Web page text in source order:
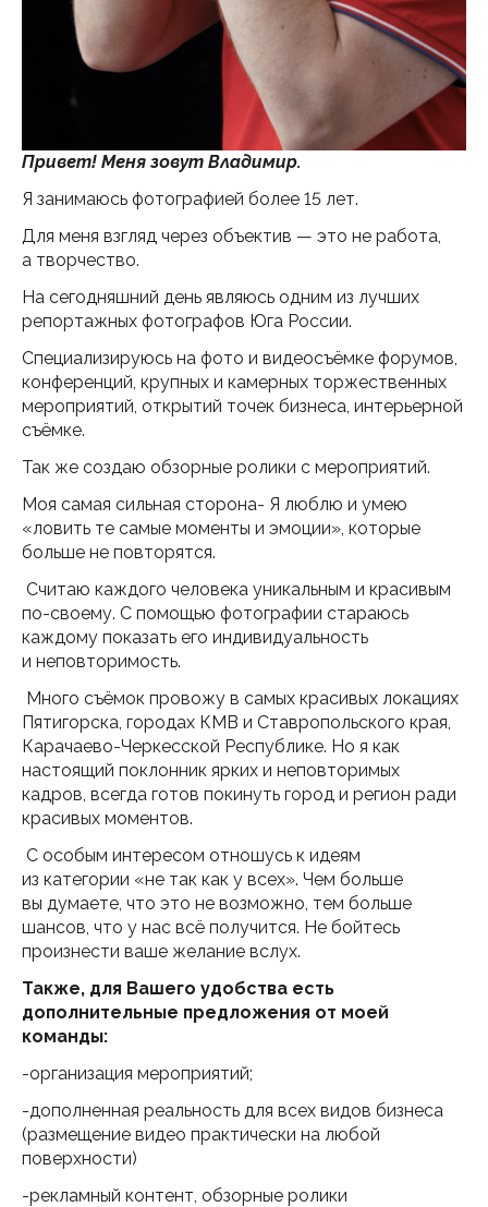
Привет! Меня зовут Владимир.
Я занимаюсь фотографией более 15 лет.
Для меня взгляд через объектив — это не работа,
а творчество.
На сегодняшний день являюсь одним из лучших
репортажных фотографов Юга России.
Специализируюсь на фото и видеосъёмке форумов,
конференций, крупных и камерных торжественных
мероприятий, открытий точек бизнеса, интерьерной
съёмке.
Так же создаю обзорные ролики с мероприятий.
Моя самая сильная сторона- Я люблю и умею
«ловить те самые моменты и эмоции», которые
больше не повторятся.
Считаю каждого человека уникальным и красивым
по-своему. С помощью фотографии стараюсь
каждому показать его индивидуальность
и неповторимость.
Много съёмок провожу в самых красивых локациях
Пятигорска, городах КМВ и Ставропольского края,
Карачаево-Черкесской Республике. Но я как
настоящий поклонник ярких и неповторимых
кадров, всегда готов покинуть город и регион ради
красивых моментов.
С особым интересом отношусь к идеям
из категории «не так как у всех». Чем больше
вы думаете, что это не возможно, тем больше
шансов, что у нас всё получится. Не бойтесь
произнести ваше желание вслух.
Также, для Вашего удобства есть
дополнительные предложения от моей
команды:
-организация мероприятий;
-дополненная реальность для всех видов бизнеса
(размещение видео практически на любой
поверхности)
-рекламный контент, обзорные ролики